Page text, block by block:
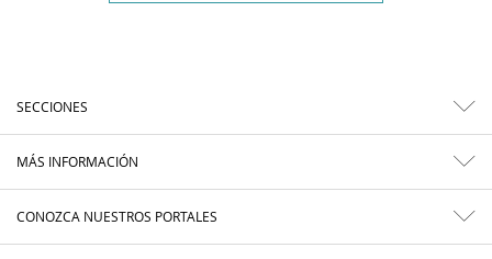
SECCIONES
MÁS INFORMACIÓN
CONOZCA NUESTROS PORTALES